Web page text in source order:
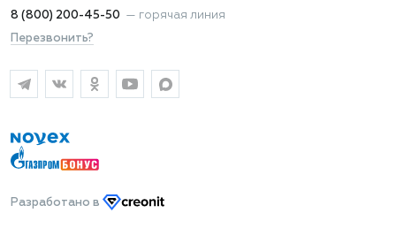
8 (800) 200-45-50 — горячая линия
Перезвонить?
Разработано в